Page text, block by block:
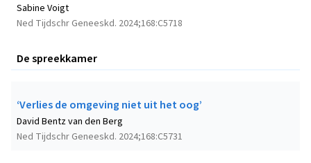
Ned Tijdschr Geneeskd. 2024;168:C5718
Sabine Voigt
De spreekkamer
‘Verlies de omgeving niet uit het oog’
Ned Tijdschr Geneeskd. 2024;168:C5731
David Bentz van den Berg